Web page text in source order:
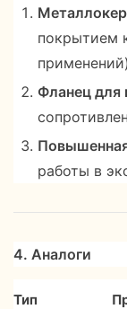
покрытием
применений)
Фланец для
работы в
4. Аналоги
Тип